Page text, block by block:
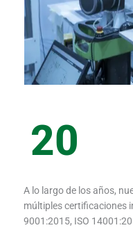
20
A lo largo de los años,
múltiples certificaciones
9001:2015, ISO